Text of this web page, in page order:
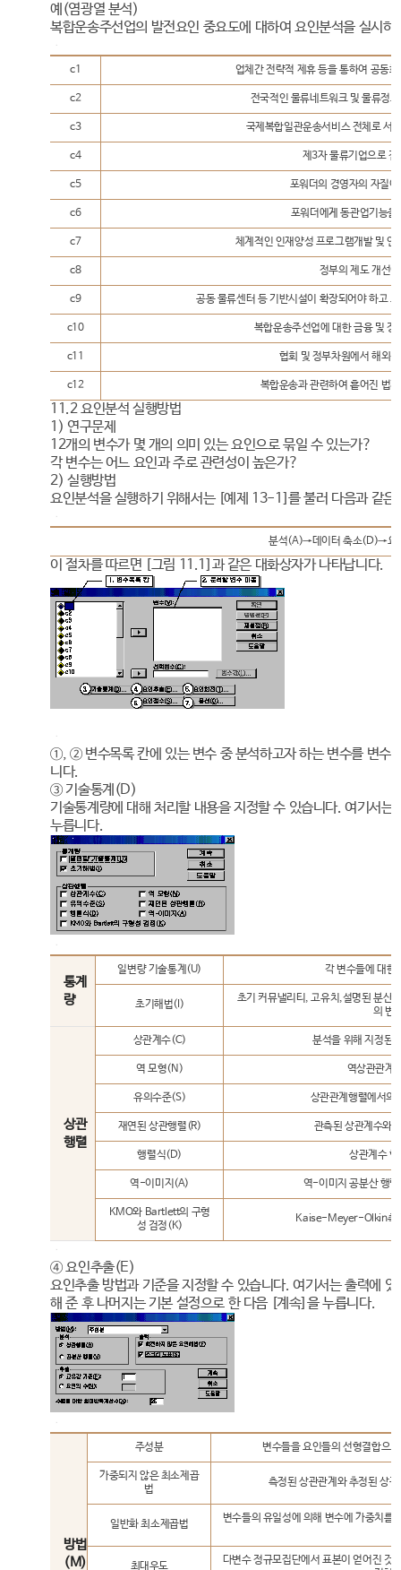
예(염광열 분석)
복합운송주선업의 발전요인 중요도에 대하여 요인분석을 실시
c1 업체간 전략적 제휴 등을 통하여 공동
c2 전국적인 물류네트워크 및 물류정
c3 국제복합일관운송서비스 전체로 서
c4 제3자 물류기업으로
c5 포워더의 경영자의 자질
c6 포워더에게 동관업기능을
c7 체계적인 인재양성 프로그램개발 및
c8 정부의 제도 개선
c9 공동 물류센터 등 기반시설이 확장되어야 하고
c10 복합운송주선업에 대한 금융 및 정
c11 협회 및 정부차원에서 해외
c12 복합운송과 관련하여 흩어진 법
11.2 요인분석 실행방법
1) 연구문제
12개의 변수가 몇 개의 의미 있는 요인으로 묶일 수 있는가?
각 변수는 어느 요인과 주로 관련성이 높은가?
2) 실행방법
요인분석을 실행하기 위해서는 [예제 13-1]를 불러 다음과 같은
분석(A)→데이터 축소(D)→요
이 절차를 따르면 [그림 11.1]과 같은 대화상자가 나타납니다.
①, ② 변수목록 칸에 있는 변수 중 분석하고자 하는 변수를 변수
니다.
③ 기술통계(D)
기술통계량에 대해 처리할 내용을 지정할 수 있습니다. 여기서
누릅니다.
통계
량
일변량 기술통계(U) 각 변수들에 대한
초기해법(I)
초기 커뮤낼리티, 고유치,설명된 분산
의 변
상관
행렬
상관계수(C) 분석을 위해 지정된
역 모형(N) 역상관관계
유의수준(S) 상관관계행렬에서의
재연된 상관행렬(R) 관측된 상관계수와
행렬식(D) 상관계수
역-이미지(A) 역-이미지 공분산 행
KMO와 Bartlett의 구형
성 검정(K)
Kaise-Meyer-Olkin측
④ 요인추출(E)
요인추출 방법과 기준을 지정할 수 있습니다. 여기서는 출력에
해 준 후 나머지는 기본 설정으로 한 다음 [계속]을 누릅니다.
방법
(M)
주성분 변수들을 요인들의 선형결합으
가중되지 않은 최소제곱
법
측정된 상관관계와 추정된 상
일반화 최소제곱법
변수들의 유일성에 의해 변수에 가중치를
최대우도
다변수 정규모집단에서 표본이 얻어진 것